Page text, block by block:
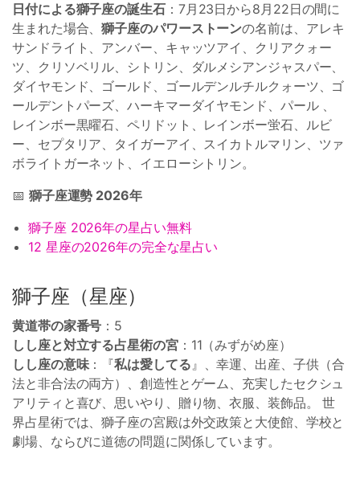
日付による獅子座の誕生石：7月23日から8月22日の間に
生まれた場合、獅子座のパワーストーンの名前は、アレキ
サンドライト、アンバー、キャッツアイ、クリアクォー
ツ、クリソベリル、シトリン、ダルメシアンジャスパー、
ダイヤモンド、ゴールド、ゴールデンルチルクォーツ、ゴ
ールデントパーズ、ハーキマーダイヤモンド、パール 、
レインボー黒曜石、ペリドット、レインボー蛍石、ルビ
ー、セプタリア、タイガーアイ、スイカトルマリン、ツァ
ボライトガーネット、イエローシトリン。
📅 獅子座運勢 2026年
獅子座 2026年の星占い無料
12 星座の2026年の完全な星占い
獅子座（星座）
黄道帯の家番号 ：5
しし座と対立する占星術の宮：11（みずがめ座）
しし座の意味：『私は愛してる』、幸運、出産、子供（合
法と非合法の両方）、創造性とゲーム、充実したセクシュ
アリティと喜び、思いやり、贈り物、衣服、装飾品。 世
界占星術では、獅子座の宮殿は外交政策と大使館、学校と
劇場、ならびに道徳の問題に関係しています。